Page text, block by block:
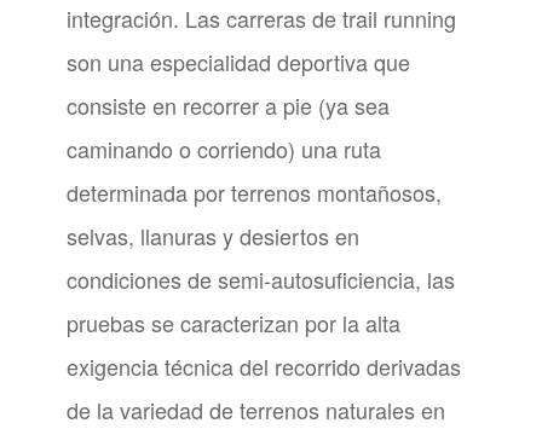
integración. Las carreras de trail running
son una especialidad deportiva que
consiste en recorrer a pie (ya sea
caminando o corriendo) una ruta
determinada por terrenos montañosos,
selvas, llanuras y desiertos en
condiciones de semi-autosuficiencia, las
pruebas se caracterizan por la alta
exigencia técnica del recorrido derivadas
de la variedad de terrenos naturales en